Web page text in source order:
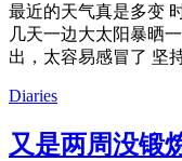
最近的天气真是多变
几天一边大太阳暴晒
出，太容易感冒了 坚
Diaries
又是两周没锻